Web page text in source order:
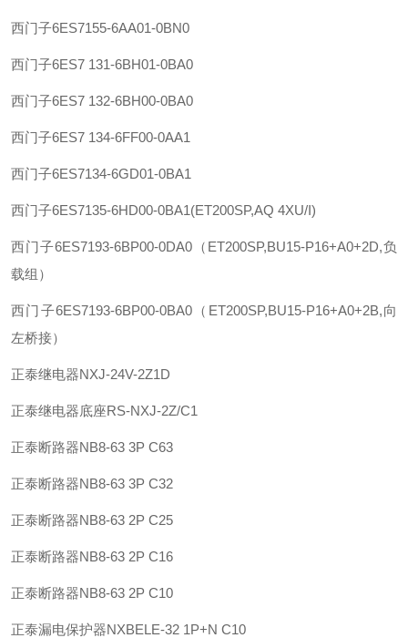
西门子6ES7155-6AA01-0BN0
西门子6ES7 131-6BH01-0BA0
西门子6ES7 132-6BH00-0BA0
西门子6ES7 134-6FF00-0AA1
西门子6ES7134-6GD01-0BA1
西门子6ES7135-6HD00-0BA1(ET200SP,AQ 4XU/I)
西门子6ES7193-6BP00-0DA0（ET200SP,BU15-P16+A0+2D,负
载组）
西门子6ES7193-6BP00-0BA0（ET200SP,BU15-P16+A0+2B,向
左桥接）
正泰继电器NXJ-24V-2Z1D
正泰继电器底座RS-NXJ-2Z/C1
正泰断路器NB8-63 3P C63
正泰断路器NB8-63 3P C32
正泰断路器NB8-63 2P C25
正泰断路器NB8-63 2P C16
正泰断路器NB8-63 2P C10
正泰漏电保护器NXBELE-32 1P+N C10